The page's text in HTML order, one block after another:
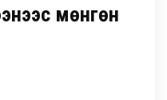
мөнгөн